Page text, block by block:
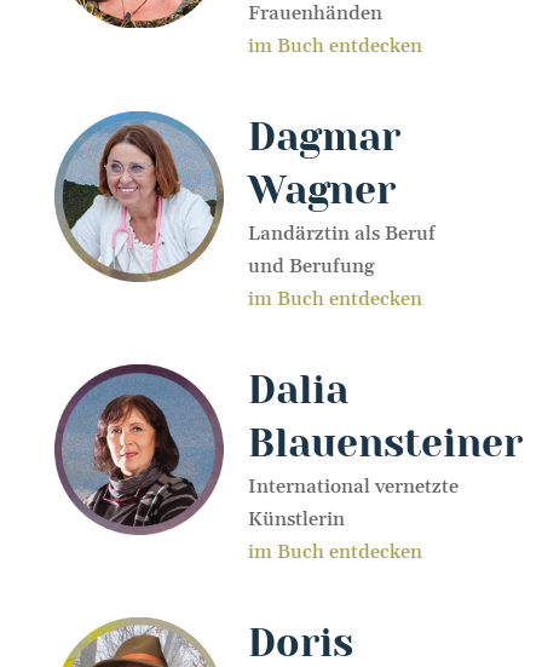
Frauenhänden
im Buch entdecken
Dagmar
Wagner
Landärztin als Beruf
und Berufung
im Buch entdecken
Dalia
Blauensteiner
International vernetzte
Künstlerin
im Buch entdecken
Doris